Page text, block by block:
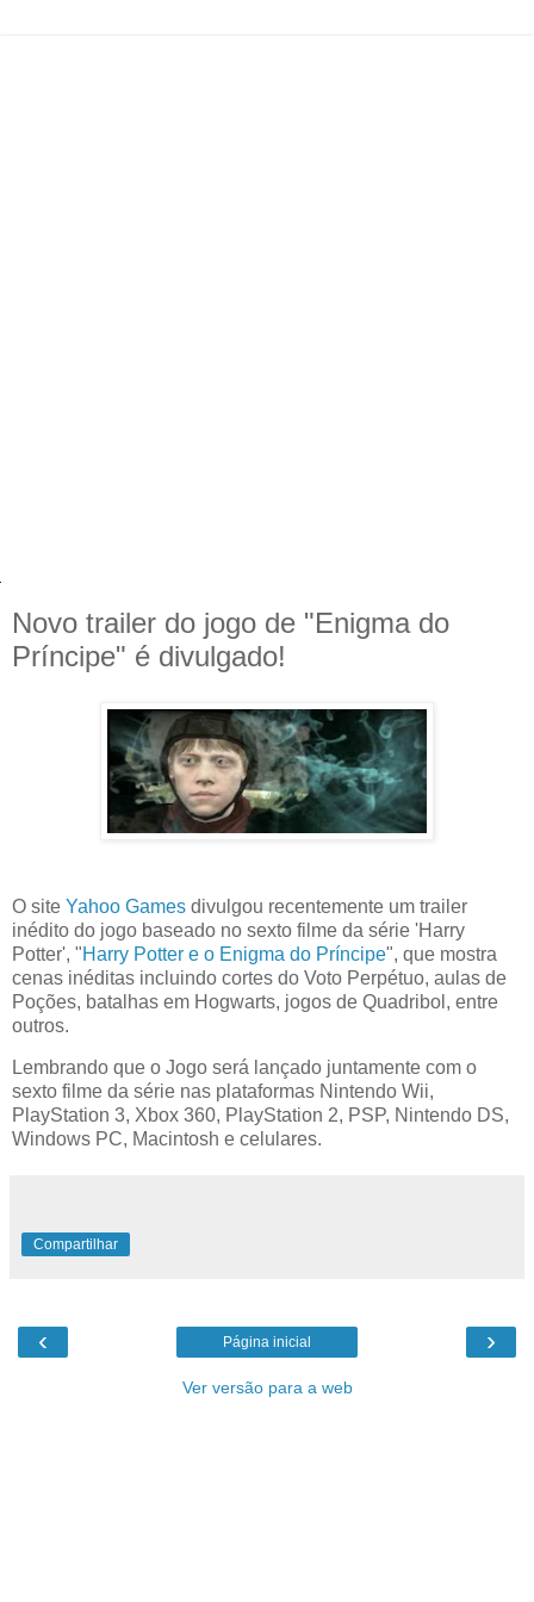
Novo trailer do jogo de "Enigma do
Príncipe" é divulgado!
O site Yahoo Games divulgou recentemente um trailer
inédito do jogo baseado no sexto filme da série 'Harry
Potter', "Harry Potter e o Enigma do Príncipe", que mostra
cenas inéditas incluindo cortes do Voto Perpétuo, aulas de
Poções, batalhas em Hogwarts, jogos de Quadribol, entre
outros.
Lembrando que o Jogo será lançado juntamente com o
sexto filme da série nas plataformas Nintendo Wii,
PlayStation 3, Xbox 360, PlayStation 2, PSP, Nintendo DS,
Windows PC, Macintosh e celulares.
Compartilhar
‹ ›
Página inicial
Ver versão para a web